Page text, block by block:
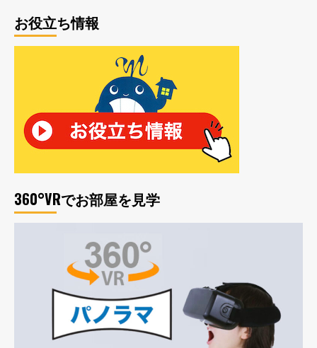
お役立ち情報
360°VRでお部屋を見学